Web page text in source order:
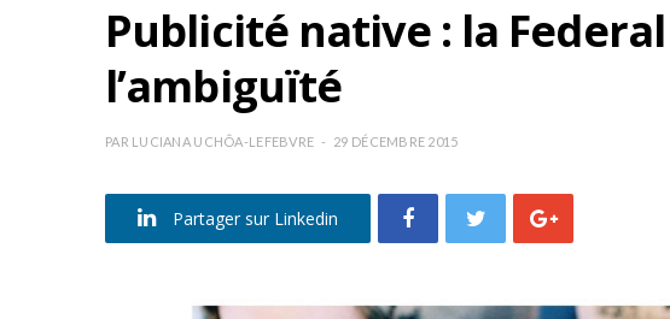
Publicité native : la
l’ambiguïté
PAR LUCIANA UCHÔA-LEFEBVRE 29 DÉCEMBRE 2015
Partager sur Linkedin